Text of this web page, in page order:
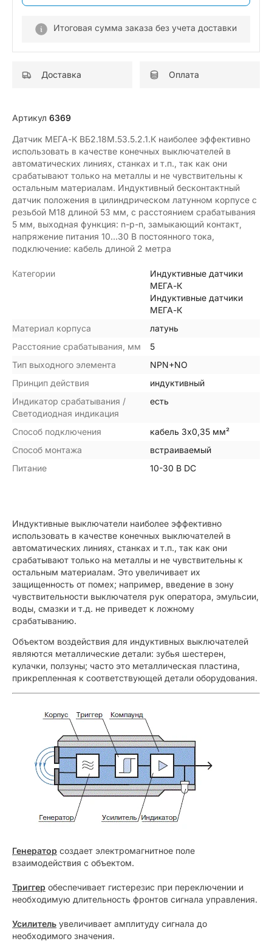
Итоговая сумма заказа без учета доставки
Доставка Оплата
Артикул 6369
Датчик МЕГА-К ВБ2.18М.53.5.2.1.К наиболее эффективно
использовать в качестве конечных выключателей в
автоматических линиях, станках и т.п., так как они
срабатывают только на металлы и не чувствительны к
остальным материалам. Индуктивный бесконтактный
датчик положения в цилиндрическом латунном корпусе с
резьбой М18 длиной 53 мм, с расстоянием срабатывания
5 мм, выходная функция: n-p-n, замыкающий контакт,
напряжение питания 10…30 В постоянного тока,
подключение: кабель длиной 2 метра
Категории
Индуктивные датчики
МЕГА-К
Индуктивные датчики
МЕГА-К
Материал корпуса
латунь
Расстояние срабатывания, мм
5
Тип выходного элемента
NPN+NO
Принцип действия
индуктивный
Индикатор срабатывания /
Светодиодная индикация
есть
Способ подключения
кабель 3х0,35 мм²
Способ монтажа
встраиваемый
Питание
10-30 В DC
Индуктивные выключатели наиболее эффективно
использовать в качестве конечных выключателей в
автоматических линиях, станках и т.п., так как они
срабатывают только на металлы и не чувствительны к
остальным материалам. Это увеличивает их
защищенность от помех; например, введение в зону
чувствительности выключателя рук оператора, эмульсии,
воды, смазки и т.д. не приведет к ложному
срабатыванию.
Объектом воздействия для индуктивных выключателей
являются металлические детали: зубья шестерен,
кулачки, ползуны; часто это металлическая пластина,
прикрепленная к соответствующей детали оборудования.
Генератор создает электромагнитное поле
взаимодействия с объектом.
Триггер обеспечивает гистерезис при переключении и
необходимую длительность фронтов сигнала управления.
Усилитель увеличивает амплитуду сигнала до
необходимого значения.